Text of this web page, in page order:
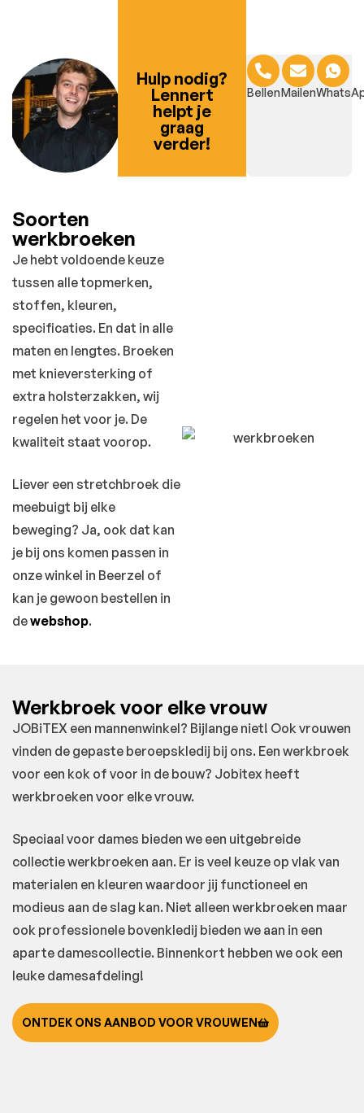
Hulp nodig?
Lennert
helpt je
graag
verder!
BellenMailen
Soorten
werkbroeken
Je hebt voldoende keuze
tussen alle topmerken,
stoffen, kleuren,
specificaties. En dat in alle
maten en lengtes. Broeken
met knieversterking of
extra holsterzakken, wij
regelen het voor je. De
kwaliteit staat voorop.
Liever een stretchbroek die
meebuigt bij elke
beweging? Ja, ook dat kan
je bij ons komen passen in
onze winkel in Beerzel of
kan je gewoon bestellen in
dewebshop.
Werkbroek voor elke vrouw
JOBiTEX een mannenwinkel? Bijlange niet! Ook vrouwen
vinden de gepaste beroepskledij bij ons. Een werkbroek
voor een kok of voor in de bouw? Jobitex heeft
werkbroeken voor elke vrouw.
Speciaal voor dames bieden we een uitgebreide
collectie werkbroeken aan. Er is veel keuze op vlak van
materialen en kleuren waardoor jij functioneel en
modieus aan de slag kan. Niet alleen werkbroeken maar
ook professionele bovenkledij bieden we aan in een
aparte damescollectie. Binnenkort hebben we ook een
leuke damesafdeling!
ONTDEK ONS AANBOD VOOR VROUWEN